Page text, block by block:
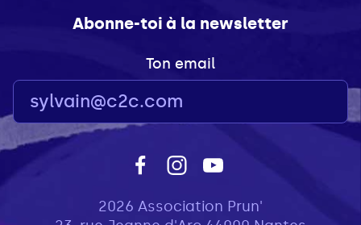
Abonne-toi à la newsletter
Ton email
2026 Association Prun'